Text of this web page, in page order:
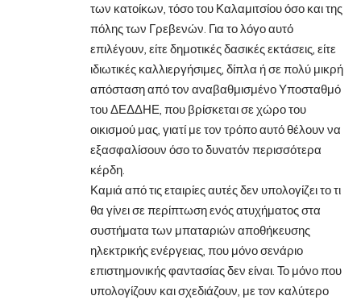
των κατοίκων, τόσο του Καλαμιτσίου όσο και της
πόλης των Γρεβενών. Για το λόγο αυτό
επιλέγουν, είτε δημοτικές δασικές εκτάσεις, είτε
ιδιωτικές καλλιεργήσιμες, δίπλα ή σε πολύ μικρή
απόσταση από τον αναβαθμισμένο Υποσταθμό
του ΔΕΔΔΗΕ, που βρίσκεται σε χώρο του
οικισμού μας, γιατί με τον τρόπο αυτό θέλουν να
εξασφαλίσουν όσο το δυνατόν περισσότερα
κέρδη.
Καμιά από τις εταιρίες αυτές δεν υπολογίζει το τι
θα γίνει σε περίπτωση ενός ατυχήματος στα
συστήματα των μπαταριών αποθήκευσης
ηλεκτρικής ενέργειας, που μόνο σενάριο
επιστημονικής φαντασίας δεν είναι. Το μόνο που
υπολογίζουν και σχεδιάζουν, με τον καλύτερο